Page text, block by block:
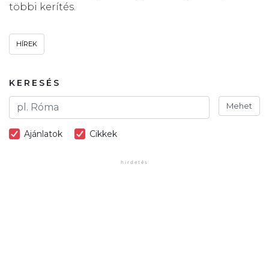
többi kerítés.
HÍREK
KERESÉS
Mehet
Ajánlatok Cikkek